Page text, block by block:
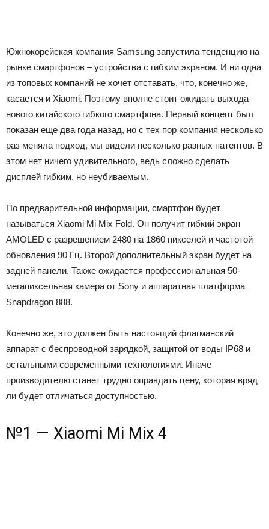
Южнокорейская компания Samsung запустила тенденцию на
рынке смартфонов – устройства с гибким экраном. И ни одна
из топовых компаний не хочет отставать, что, конечно же,
касается и Xiaomi. Поэтому вполне стоит ожидать выхода
нового китайского гибкого смартфона. Первый концепт был
показан еще два года назад, но с тех пор компания несколько
раз меняла подход, мы видели несколько разных патентов. В
этом нет ничего удивительного, ведь сложно сделать
дисплей гибким, но неубиваемым.
По предварительной информации, смартфон будет
называться Xiaomi Mi Mix Fold. Он получит гибкий экран
AMOLED с разрешением 2480 на 1860 пикселей и частотой
обновления 90 Гц. Второй дополнительный экран будет на
задней панели. Также ожидается профессиональная 50-
мегапиксельная камера от Sony и аппаратная платформа
Snapdragon 888.
Конечно же, это должен быть настоящий флагманский
аппарат с беспроводной зарядкой, защитой от воды IP68 и
остальными современными технологиями. Иначе
производителю станет трудно оправдать цену, которая вряд
ли будет отличаться доступностью.
№1 — Xiaomi Mi Mix 4